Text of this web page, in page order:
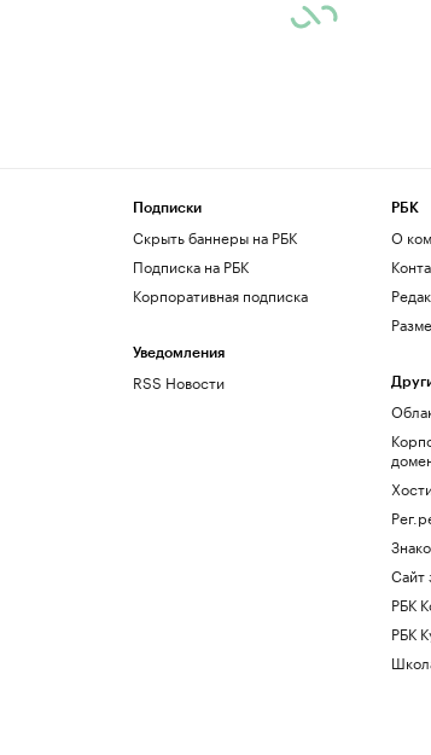
Подписки
Скрыть баннеры на РБК
Подписка на РБК
Корпоративная подписка
Уведомления
RSS Новости
РБК
О
Сайт
РБК
РБК